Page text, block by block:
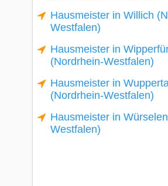
Hausmeister in Willich
Westfalen)
Hausmeister in
(Nordrhein-Westfalen)
Hausmeister in
(Nordrhein-Westfalen)
Hausmeister in
Westfalen)